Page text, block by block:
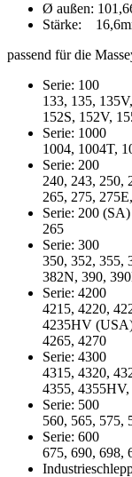
Ø außen:
Stärke:
passend für die
Serie: 100
133, 135,
152S, 152V,
Serie:
1004, 1004T,
Serie: 200
240, 243, 250,
265, 275,
Serie: 200
265
Serie: 300
350, 352, 355,
382N, 390,
Serie:
4215, 4220,
4235HV
4265, 4270
Serie:
4315, 4320,
4355,
Serie: 500
560, 565, 575,
Serie: 600
675, 690, 698,